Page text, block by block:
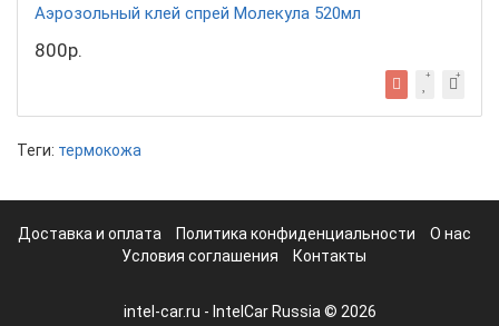
Аэрозольный клей спрей Молекула 520мл
800р.
Теги: термокожа
Доставка и оплата Политика конфиденциальности
О нас
Условия соглашения
Контакты
intel-car.ru - IntelCar Russia © 2026